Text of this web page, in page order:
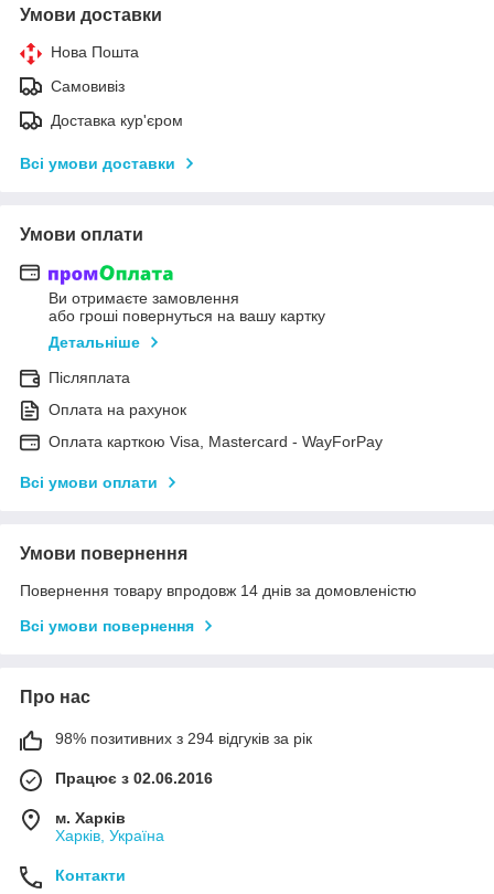
Умови доставки
Нова Пошта
Самовивіз
Доставка кур'єром
Всі умови доставки
Умови оплати
Ви отримаєте замовлення
або гроші повернуться на вашу картку
Детальніше
Післяплата
Оплата на рахунок
Оплата карткою Visa, Mastercard - WayForPay
Всі умови оплати
Умови повернення
Повернення товару впродовж 14 днів за домовленістю
Всі умови повернення
Про нас
98% позитивних з 294 відгуків за рік
Працює з 02.06.2016
м. Харків
Харків, Україна
Контакти